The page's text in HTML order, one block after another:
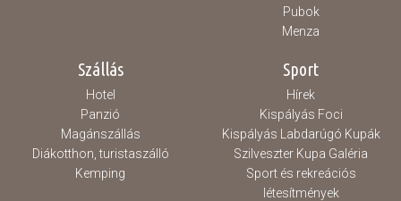
Pubok
Menza
Szállás
Hotel
Panzió
Magánszállás
Diákotthon, turistaszálló
Kemping
Sport
Hírek
Kispályás Foci
Kispályás Labdarúgó Kupák
Szilveszter Kupa Galéria
Sport és rekreációs
létesítmények